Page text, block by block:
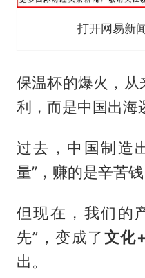
打开网易新
保温杯的爆火，从
利，而是中国出海
过去，中国制造
量”，赚的是辛苦钱
但现在，我们的
先”，变成了文化
出。